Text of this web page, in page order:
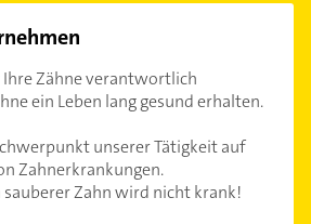
Zähne verantwortlich
ein Leben lang gesund erhalten.
unserer Tätigkeit auf
Zahnerkrankungen.
sauberer Zahn wird nicht krank!